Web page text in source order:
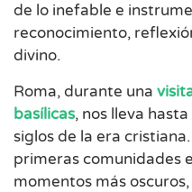
de lo inefable e
reconocimiento,
divino.
Roma, durante una
basílicas, nos lleva
siglos de la era
primeras comunidades
momentos más